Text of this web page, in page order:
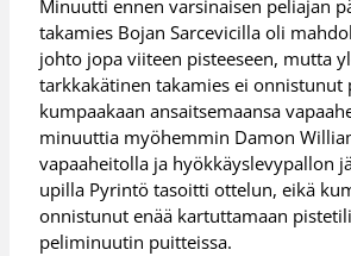
Minuutti ennen varsinaisen peliajan
takamies Bojan Sarcevicilla oli
johto jopa viiteen pisteeseen, mutta
tarkkakätinen takamies ei onnistunut
kumpaakaan ansaitsemaansa
minuuttia myöhemmin Damon
vapaaheitolla ja hyökkäyslevypallon
upilla Pyrintö tasoitti ottelun, eikä
onnistunut enää kartuttamaan
peliminuutin puitteissa.